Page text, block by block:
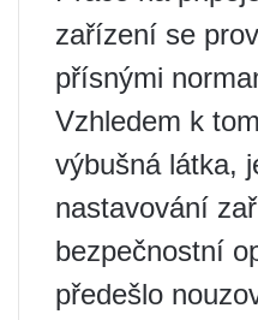
zařízení se
přísnými
Vzhledem k
výbušná látka,
nastavování
bezpečnostní
předešlo